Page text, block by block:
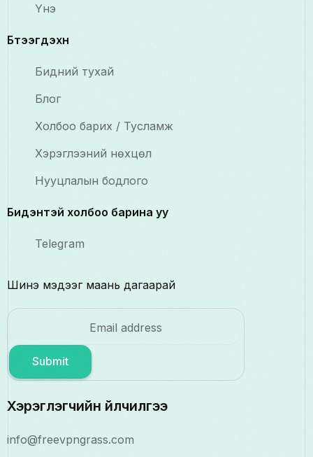
Үнэ
Бүтээгдэхүүн
Бидний тухай
Блог
Холбоо барих / Тусламж
Хэрэглээний нөхцөл
Нууцлалын бодлого
Бидэнтэй холбоо барина уу
Telegram
Шинэ мэдээг маань дагаарай
Submit
Хэрэглэгчийн үйлчилгээ
info@freevpngrass.com